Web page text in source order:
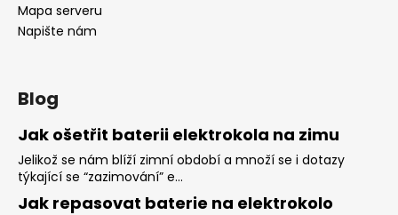
Mapa serveru
Napište nám
Blog
Jak ošetřit baterii elektrokola na zimu
Jelikož se nám blíží zimní období a množí se i dotazy
týkající se “zazimování” e...
Jak repasovat baterie na elektrokolo